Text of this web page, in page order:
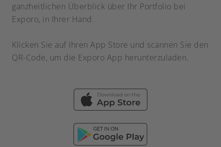
ganzheitlichen Überblick über Ihr Portfolio bei
Exporo, in Ihrer Hand.
Klicken Sie auf Ihren App Store und scannen Sie den
QR-Code, um die Exporo App herunterzuladen.